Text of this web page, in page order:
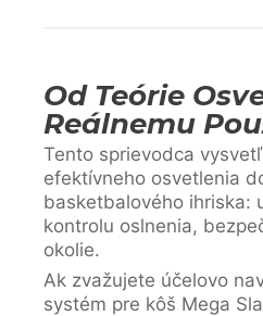
Od Teórie
Reálnemu
Tento sprievodca
efektívneho osvetlenia
basketbalového ihriska:
kontrolu oslnenia,
okolie.
Ak zvažujete účelovo
systém pre kôš Mega